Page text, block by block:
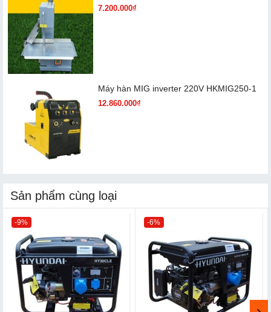
7.200.000₫
Máy hàn MIG inverter 220V HKMIG250-1
12.860.000₫
Sản phẩm cùng loại
-9% -6%